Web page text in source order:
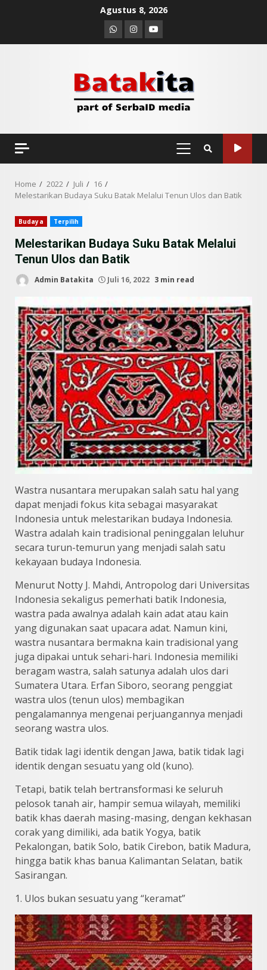
Agustus 8, 2026
Whatsapp
Instagram
Youtube
PRIMARY
Home 2022 Juli
16
Melestarikan Budaya Suku Batak Melalui Tenun Ulos dan Batik
Budaya Terpilih
Melestarikan Budaya Suku Batak Melalui
Tenun Ulos dan Batik
Admin Batakita Juli 16, 2022 3 min read
Wastra nusantara merupakan salah satu hal yang
dapat menjadi fokus kita sebagai masyarakat
Indonesia untuk melestarikan budaya Indonesia.
Wastra adalah kain tradisional peninggalan leluhur
secara turun-temurun yang menjadi salah satu
kekayaan budaya Indonesia.
Menurut Notty J. Mahdi, Antropolog dari Universitas
Indonesia sekaligus pemerhati batik Indonesia,
wastra pada awalnya adalah kain adat atau kain
yang digunakan saat upacara adat. Namun kini,
wastra nusantara bermakna kain tradisional yang
juga dipakai untuk sehari-hari. Indonesia memiliki
beragam wastra, salah satunya adalah ulos dari
Sumatera Utara. Erfan Siboro, seorang penggiat
wastra ulos (tenun ulos) membagikan
pengalamannya mengenai perjuangannya menjadi
seorang wastra ulos.
Batik tidak lagi identik dengan Jawa, batik tidak lagi
identik dengan sesuatu yang old (kuno).
Tetapi, batik telah bertransformasi ke seluruh
pelosok tanah air, hampir semua wilayah, memiliki
batik khas daerah masing-masing, dengan kekhasan
corak yang dimiliki, ada batik Yogya, batik
Pekalongan, batik Solo, batik Cirebon, batik Madura,
hingga batik khas banua Kalimantan Selatan, batik
Sasirangan.
1. Ulos bukan sesuatu yang “keramat”